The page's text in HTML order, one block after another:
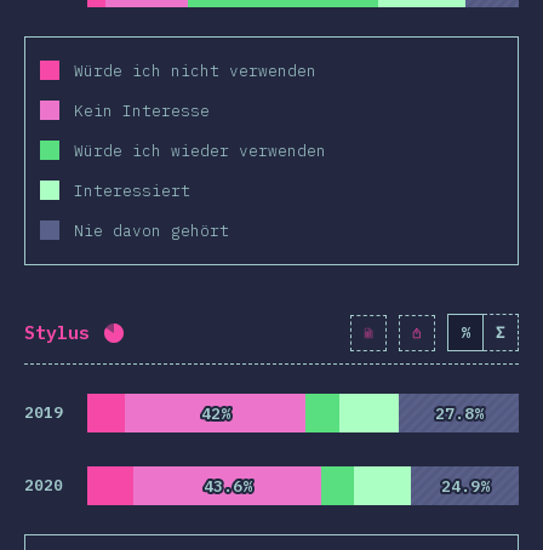
Würde ich nicht verwenden
Kein Interesse
Würde ich wieder verwenden
Interessiert
Nie davon gehört
Stylus Fortschritt: 9442 ) % Σ
2019 42%
42% 27.8%
27.8%
2020 43.6%
43.6% 24.9%
24.9%